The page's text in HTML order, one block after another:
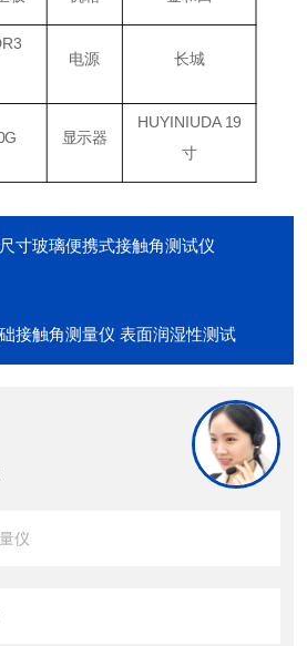
电源 长城
显示器
HUYINIUDA 19
寸
寸玻璃便携式接触角测试仪
接触角测量仪 表面润湿性测试